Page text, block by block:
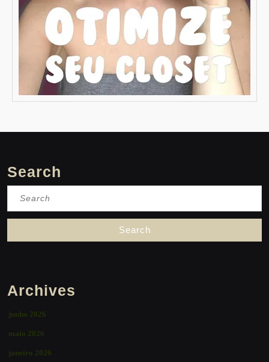
Search
Archives
junho 2026
maio 2026
janeiro 2026